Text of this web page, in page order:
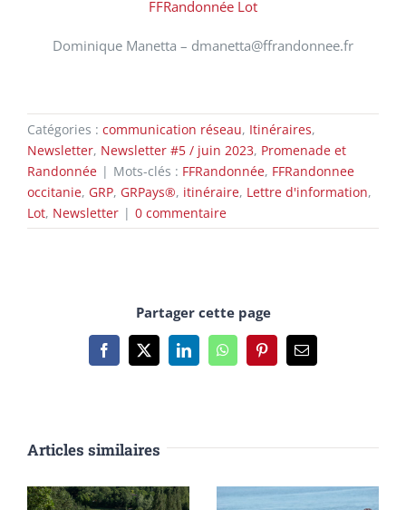
FFRandonnée Lot
Dominique Manetta – dmanetta@ffrandonnee.fr
Catégories : communication réseau, Itinéraires,
Newsletter, Newsletter #5 / juin 2023, Promenade et
Randonnée | Mots-clés : FFRandonnée, FFRandonnee
occitanie, GRP, GRPays®, itinéraire, Lettre d'information,
Lot, Newsletter | 0 commentaire
Partager cette page
Facebook
X LinkedInWhatsAppPinterestEmail
Articles similaires